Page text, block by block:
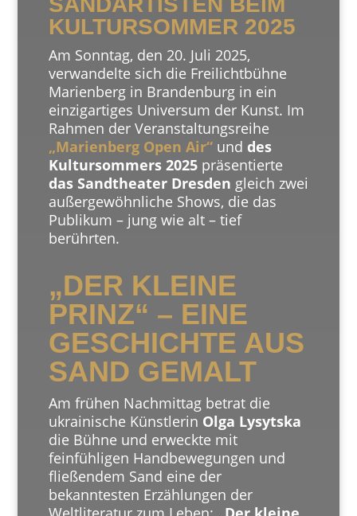
KULTURSOMMER 2025
Am Sonntag, den 20. Juli 2025,
verwandelte sich die Freilichtbühne
Marienberg in Brandenburg in ein
einzigartiges Universum der Kunst. Im
Rahmen der Veranstaltungsreihe
„Marienberg Open Air“und des
Kultursommers 2025präsentierte
das Sandtheater Dresden gleich zwei
außergewöhnliche Shows, die das
Publikum – jung wie alt – tief
berührten.
„DER KLEINE
PRINZ“ – EINE
GESCHICHTE AUS
SAND GEMALT
Am frühen Nachmittag betrat die
ukrainische Künstlerin Olga Lysytska
die Bühne und erweckte mit
feinfühligen Handbewegungen und
fließendem Sand eine der
bekanntesten Erzählungen der